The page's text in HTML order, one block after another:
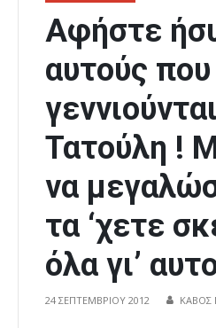
Αφήστε
αυτούς που
Τατούλη !
να
τα ‘χετε
όλα γι’
24 ΣΕΠΤΕΜΒΡΊΟΥ 2012 ΚΑΒΟΣ